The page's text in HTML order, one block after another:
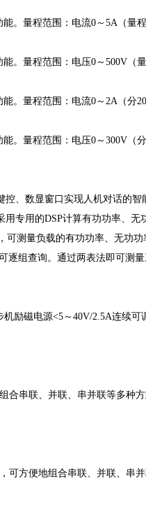
。量程范围：电流0～5A（量
。量程范围：电压0～500V（
。量程范围：电流0～2A（分
。量程范围：电压0～300V（
、数显窗口实现人机对话的
专用的DSP计算有功功率、无
可测量负载的有功功率、无功
组查询。通过两表法即可测量
励磁电源<5～40V/2.5A连续可
合串联、并联、串并联等多种
可方便地组合串联、并联、串